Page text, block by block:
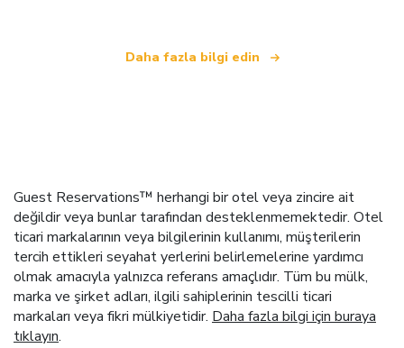
Daha fazla bilgi edin
Guest Reservations™ herhangi bir otel veya zincire ait
değildir veya bunlar tarafından desteklenmemektedir. Otel
ticari markalarının veya bilgilerinin kullanımı, müşterilerin
tercih ettikleri seyahat yerlerini belirlemelerine yardımcı
olmak amacıyla yalnızca referans amaçlıdır. Tüm bu mülk,
marka ve şirket adları, ilgili sahiplerinin tescilli ticari
markaları veya fikri mülkiyetidir. Daha fazla bilgi için buraya
tıklayın.